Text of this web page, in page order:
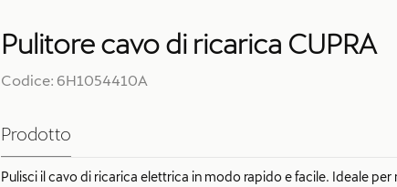
Pulitore cavo di ricarica CUPRA
Codice: 6H1054410A
Prodotto
Pulisci il cavo di ricarica elettrica in modo rapido e facile. Ideale per